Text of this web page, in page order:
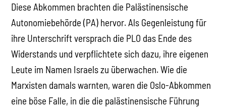
Diese Abkommen brachten die Palästinensische
Autonomiebehörde (PA) hervor. Als Gegenleistung für
ihre Unterschrift versprach die PLO das Ende des
Widerstands und verpflichtete sich dazu, ihre eigenen
Leute im Namen Israels zu überwachen. Wie die
Marxisten damals warnten, waren die Oslo-Abkommen
eine böse Falle, in die die palästinensische Führung